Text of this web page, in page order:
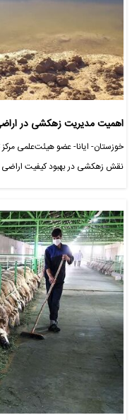
اهمیت مدیریت زهکشی در
خوزستان- ایانا- عضو هیئت‌علمی
نقش زهکشی در بهبود کیفیت اراضی